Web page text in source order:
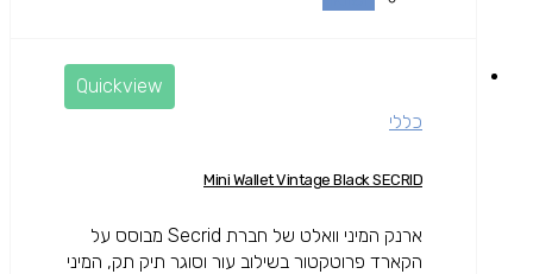
Quickview
כללי
Mini Wallet Vintage Black SECRID
ארנק המיני וואלט של חברת Secrid מבוסס על
הקארד פרוטקטור בשילוב עור וסוגר תיק תק, המיני